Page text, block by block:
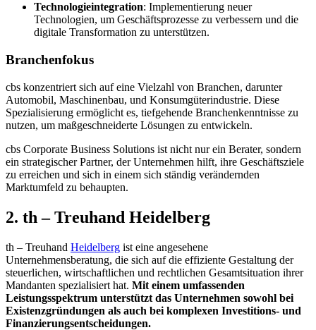
Technologieintegration: Implementierung neuer
Technologien, um Geschäftsprozesse zu verbessern und die
digitale Transformation zu unterstützen.
Branchenfokus
cbs konzentriert sich auf eine Vielzahl von Branchen, darunter
Automobil, Maschinenbau, und Konsumgüterindustrie. Diese
Spezialisierung ermöglicht es, tiefgehende Branchenkenntnisse zu
nutzen, um maßgeschneiderte Lösungen zu entwickeln.
cbs Corporate Business Solutions ist nicht nur ein Berater, sondern
ein strategischer Partner, der Unternehmen hilft, ihre Geschäftsziele
zu erreichen und sich in einem sich ständig verändernden
Marktumfeld zu behaupten.
2. th – Treuhand Heidelberg
th – Treuhand Heidelberg ist eine angesehene
Unternehmensberatung, die sich auf die effiziente Gestaltung der
steuerlichen, wirtschaftlichen und rechtlichen Gesamtsituation ihrer
Mandanten spezialisiert hat. Mit einem umfassenden
Leistungsspektrum unterstützt das Unternehmen sowohl bei
Existenzgründungen als auch bei komplexen Investitions- und
Finanzierungsentscheidungen.